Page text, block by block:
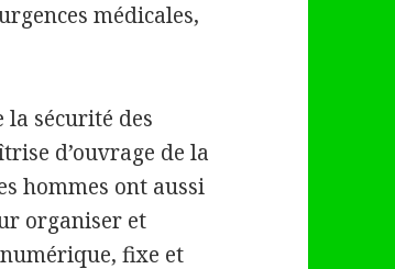
médicales,
sécurité des
d’ouvrage de la
hommes ont aussi
organiser et
fixe et